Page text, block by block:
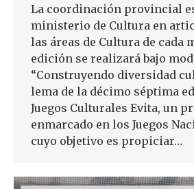
La coordinación provincial
ministerio de Cultura en
las áreas de Cultura de cada
edición se realizará bajo
“Construyendo diversidad
lema de la décimo séptima
Juegos Culturales Evita, un
enmarcado en los Juegos
cuyo objetivo es propiciar…